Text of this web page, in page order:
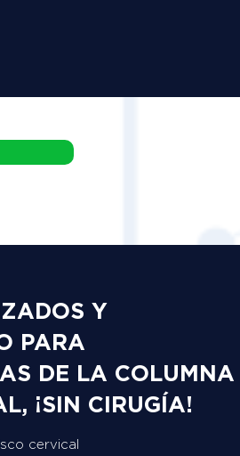
Y
PARA
DE LA COLUMNA
¡SIN CIRUGÍA!
cervical